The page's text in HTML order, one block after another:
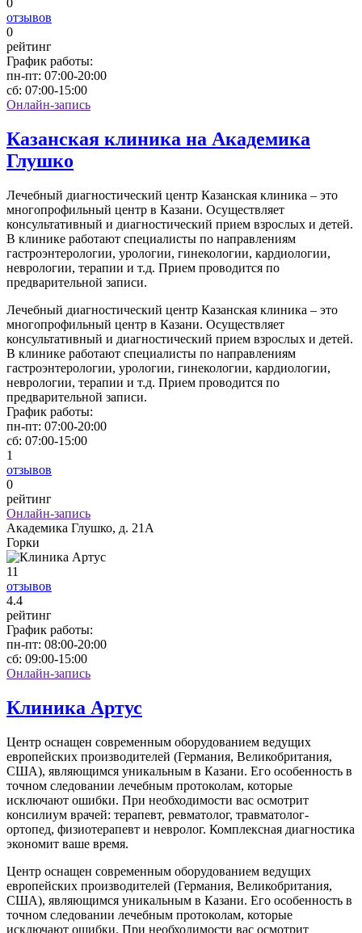
0
отзывов
0
рейтинг
График работы:
пн-пт: 07:00-20:00
сб: 07:00-15:00
Онлайн-запись
Казанская клиника на Академика
Глушко
Лечебный диагностический центр Казанская клиника – это
многопрофильный центр в Казани. Осуществляет
консультативный и диагностический прием взрослых и детей.
В клинике работают специалисты по направлениям
гастроэнтерологии, урологии, гинекологии, кардиологии,
неврологии, терапии и т.д. Прием проводится по
предварительной записи.
Лечебный диагностический центр Казанская клиника – это
многопрофильный центр в Казани. Осуществляет
консультативный и диагностический прием взрослых и детей.
В клинике работают специалисты по направлениям
гастроэнтерологии, урологии, гинекологии, кардиологии,
неврологии, терапии и т.д. Прием проводится по
предварительной записи.
График работы:
пн-пт: 07:00-20:00
сб: 07:00-15:00
1
отзывов
0
рейтинг
Онлайн-запись
Академика Глушко, д. 21А
Горки
11
отзывов
4.4
рейтинг
График работы:
пн-пт: 08:00-20:00
сб: 09:00-15:00
Онлайн-запись
Клиника Артус
Центр оснащен современным оборудованием ведущих
европейских производителей (Германия, Великобритания,
США), являющимся уникальным в Казани. Его особенность в
точном следовании лечебным протоколам, которые
исключают ошибки. При необходимости вас осмотрит
консилиум врачей: терапевт, ревматолог, травматолог-
ортопед, физиотерапевт и невролог. Комплексная диагностика
экономит ваше время.
Центр оснащен современным оборудованием ведущих
европейских производителей (Германия, Великобритания,
США), являющимся уникальным в Казани. Его особенность в
точном следовании лечебным протоколам, которые
исключают ошибки. При необходимости вас осмотрит